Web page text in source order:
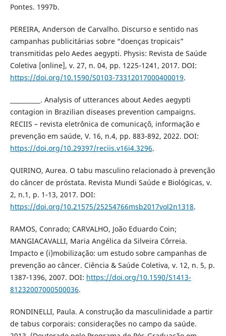
Pontes. 1997b.
PEREIRA, Anderson de Carvalho. Discurso e sentido nas
campanhas publicitárias sobre “doenças tropicais”
transmitidas pelo Aedes aegypti. Physis: Revista de Saúde
Coletiva [online], v. 27, n. 04, pp. 1225-1241, 2017. DOI:
https://doi.org/10.1590/S0103-73312017000400019.
__________. Analysis of utterances about Aedes aegypti
contagion in Brazilian diseases prevention campaigns.
RECIIS – revista eletrônica de comunicaçõ, informação e
prevenção em saúde, V. 16, n.4, pp. 883-892, 2022. DOI:
https://doi.org/10.29397/reciis.v16i4.3296.
QUIRINO, Aurea. O tabu masculino relacionado à prevenção
do câncer de próstata. Revista Mundi Saúde e Biológicas, v.
2, n.1, p. 1-13, 2017. DOI:
https://doi.org/10.21575/25254766msb2017vol2n1318.
RAMOS, Conrado; CARVALHO, João Eduardo Coin;
MANGIACAVALLI, Maria Angélica da Silveira Côrreia.
Impacto e (i)mobilização: um estudo sobre campanhas de
prevenção ao câncer. Ciência & Saúde Coletiva, v. 12, n. 5, p.
1387-1396, 2007. DOI: https://doi.org/10.1590/S1413-
81232007000500036.
RONDINELLI, Paula. A construção da masculinidade a partir
de tabus corporais: considerações no campo da saúde.